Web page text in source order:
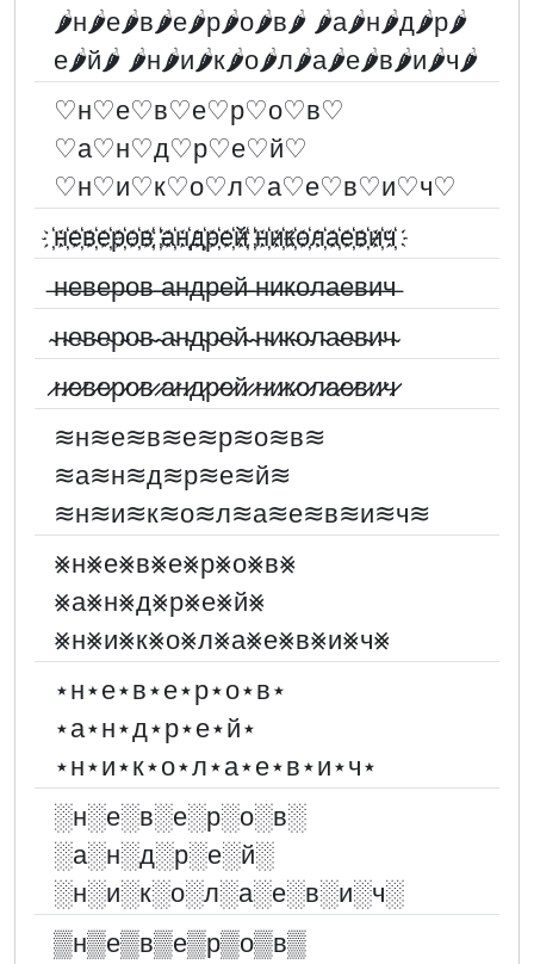
🌶н🌶е🌶в🌶е🌶р🌶о🌶в🌶 🌶а🌶н🌶д🌶р🌶
е🌶й🌶 🌶н🌶и🌶к🌶о🌶л🌶а🌶е🌶в🌶и🌶ч🌶
♡н♡е♡в♡е♡р♡о♡в♡
♡а♡н♡д♡р♡е♡й♡
♡н♡и♡к♡о♡л♡а♡е♡в♡и♡ч♡
҉н҉е҉в҉е҉р҉о҉в҉ ҉а҉н҉д҉р҉е҉й҉ ҉н҉и҉к҉о҉л҉а҉е҉в҉и҉ч҉
̶н̶е̶в̶е̶р̶о̶в̶ ̶а̶н̶д̶р̶е̶й̶ ̶н̶и̶к̶о̶л̶а̶е̶в̶и̶ч̶
̴н̴е̴в̴е̴р̴о̴в̴ ̴а̴н̴д̴р̴е̴й̴ ̴н̴и̴к̴о̴л̴а̴е̴в̴и̴ч̴
̷н̷е̷в̷е̷р̷о̷в̷ ̷а̷н̷д̷р̷е̷й̷ ̷н̷и̷к̷о̷л̷а̷е̷в̷и̷ч̷
≋н≋е≋в≋е≋р≋о≋в≋
≋а≋н≋д≋р≋е≋й≋
≋н≋и≋к≋о≋л≋а≋е≋в≋и≋ч≋
⨳н⨳е⨳в⨳е⨳р⨳о⨳в⨳
⨳а⨳н⨳д⨳р⨳е⨳й⨳
⨳н⨳и⨳к⨳о⨳л⨳а⨳е⨳в⨳и⨳ч⨳
⋆н⋆е⋆в⋆е⋆р⋆о⋆в⋆
⋆а⋆н⋆д⋆р⋆е⋆й⋆
⋆н⋆и⋆к⋆о⋆л⋆а⋆е⋆в⋆и⋆ч⋆
░︎н░︎е░︎в░︎е░︎р░︎о░︎в░︎
░︎а░︎н░︎д░︎р░︎е░︎й░︎
░︎н░︎и░︎к░︎о░︎л░︎а░︎е░︎в░︎и░︎ч░︎
▒н▒е▒в▒е▒р▒о▒в▒